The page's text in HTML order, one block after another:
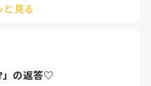
見る
」の返答♡